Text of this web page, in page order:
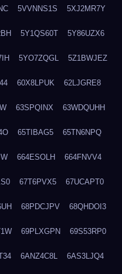
5VVNNS1S 5XJ2MR7Y
5Y1QS60T 5Y86UZX6
5YO7ZQGL 5Z1BWJEZ
60X8LPUK 62LJGRE8
63SPQINX 63WDQUHH
65TIBAG5 65TN6NPQ
664ESOLH 664FNVV4
67T6PVX5 67UCAPT0
68PDCJPV 68QHDOI3
69PLXGPN 69S53RP0
6ANZ4C8L 6AS3LJQ4